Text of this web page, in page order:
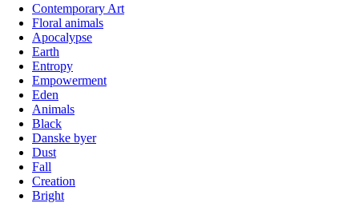
Contemporary Art
Floral animals
Apocalypse
Earth
Entropy
Empowerment
Eden
Animals
Black
Danske byer
Dust
Fall
Creation
Bright